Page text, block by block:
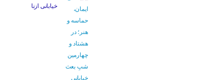
خیابانی ازنا